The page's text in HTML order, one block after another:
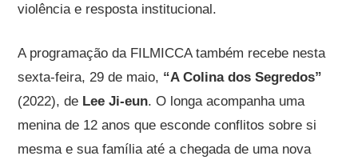
violência e resposta institucional.
A programação da FILMICCA também recebe nesta
sexta-feira, 29 de maio, “A Colina dos Segredos”
(2022), de Lee Ji-eun. O longa acompanha uma
menina de 12 anos que esconde conflitos sobre si
mesma e sua família até a chegada de uma nova